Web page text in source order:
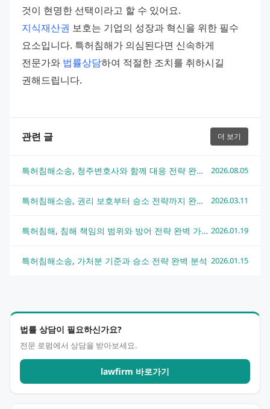
법률 상담이 필요하신가요?
전문 로펌에서 상담을 받아보세요.
lawfirm 바로가기
것이 현명한 선택이라고 할 수 있어요.
지식재산권 보호는 기업의 성장과 혁신을 위한 필수
요소입니다. 특허침해가 의심된다면 신속하게
전문가와 법률상담하여 적절한 조치를 취하시길
권해드립니다.
관련 글 더 보기
특허침해소송, 청주변호사와 함께 대응 전략 완전 정리 2026.08.05
특허침해소송, 권리 보호부터 승소 전략까지 완벽 분석 2026.03.11
특허침해, 침해 책임의 범위와 방어 전략 완벽 가이드 2026.01.19
특허침해소송, 가처분 기준과 승소 전략 완벽 분석 2026.01.15